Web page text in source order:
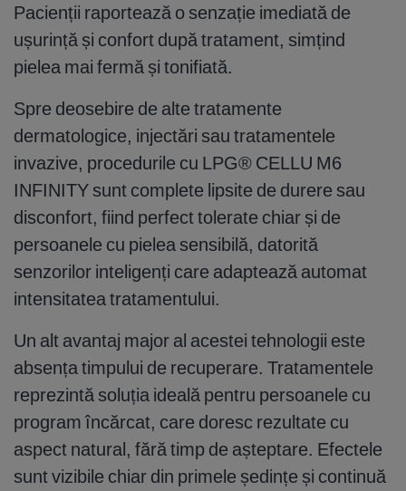
Pacienții raportează o senzație imediată de
ușurință și confort după tratament, simțind
pielea mai fermă și tonifiată.
Spre deosebire de alte tratamente
dermatologice, injectări sau tratamentele
invazive, procedurile cu LPG® CELLU M6
INFINITY sunt complete lipsite de durere sau
disconfort, fiind perfect tolerate chiar și de
persoanele cu pielea sensibilă, datorită
senzorilor inteligenți care adaptează automat
intensitatea tratamentului.
Un alt avantaj major al acestei tehnologii este
absența timpului de recuperare. Tratamentele
reprezintă soluția ideală pentru persoanele cu
program încărcat, care doresc rezultate cu
aspect natural, fără timp de așteptare. Efectele
sunt vizibile chiar din primele ședințe și continuă